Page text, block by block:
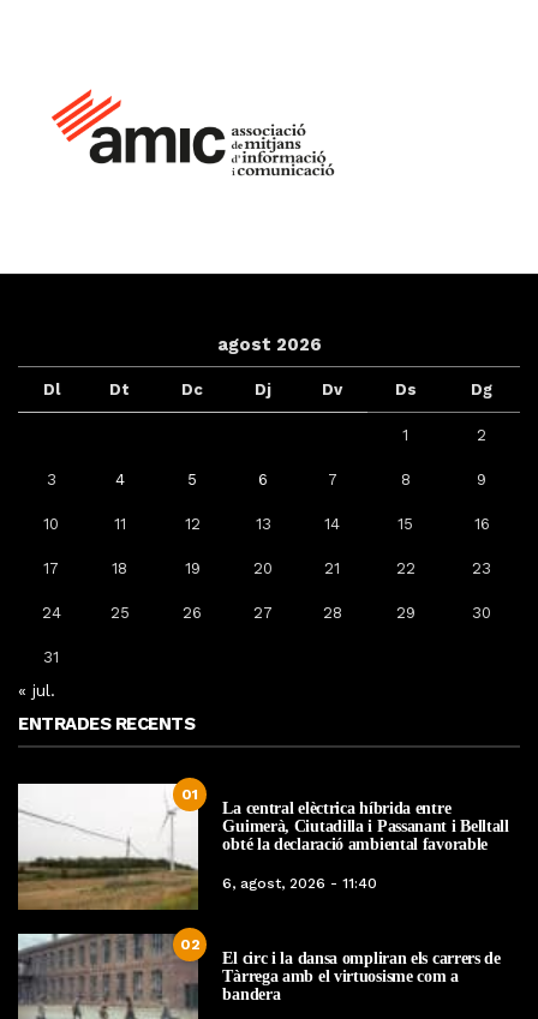
agost 2026
Dl Dt Dc Dj Dv Ds Dg
1 2
3 4 5 6 7 8 9
10 11 12 13 14 15 16
17 18 19 20 21 22 23
24 25 26 27 28 29 30
31
« jul.
ENTRADES RECENTS
01
La central elèctrica híbrida entre
Guimerà, Ciutadilla i Passanant i Belltall
obté la declaració ambiental favorable
6, agost, 2026 - 11:40
02
El circ i la dansa ompliran els carrers de
Tàrrega amb el virtuosisme com a
bandera